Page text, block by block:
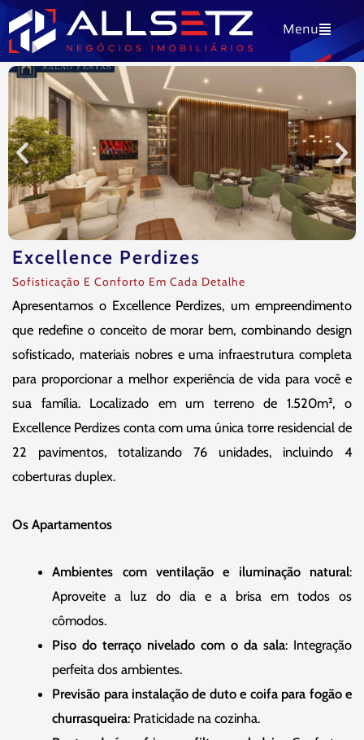
para
o
conteúdo
Menu
Excellence Perdizes
Sofisticação E Conforto Em Cada Detalhe
Apresentamos o Excellence Perdizes, um empreendimento
que redefine o conceito de morar bem, combinando design
sofisticado, materiais nobres e uma infraestrutura completa
para proporcionar a melhor experiência de vida para você e
sua família. Localizado em um terreno de 1.520m², o
Excellence Perdizes conta com uma única torre residencial de
22 pavimentos, totalizando 76 unidades, incluindo 4
coberturas duplex.
Os Apartamentos
Ambientes com ventilação e iluminação natural:
Aproveite a luz do dia e a brisa em todos os
cômodos.
Piso do terraço nivelado com o da sala: Integração
perfeita dos ambientes.
Previsão para instalação de duto e coifa para fogão e
churrasqueira: Praticidade na cozinha.